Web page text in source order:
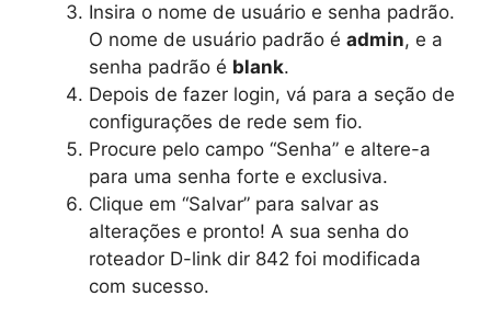
Insira o nome de usuário e senha padrão.
O nome de usuário padrão é admin, e a
senha padrão é blank.
Depois de fazer login, vá para a seção de
configurações de rede sem fio.
Procure pelo campo “Senha” e altere-a
para uma senha forte e exclusiva.
Clique em “Salvar” para salvar as
alterações e pronto! A sua senha do
roteador D-link dir 842 foi modificada
com sucesso.